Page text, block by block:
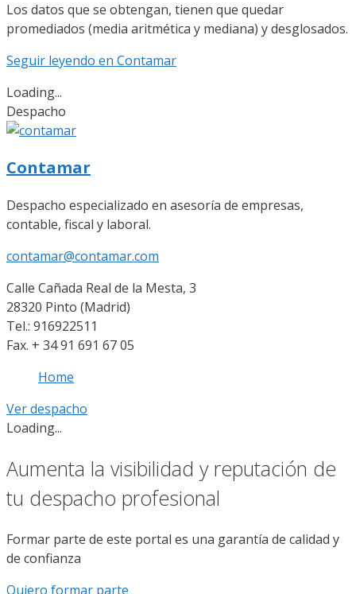
Los datos que se obtengan, tienen que quedar
promediados (media aritmética y mediana) y desglosados.
Seguir leyendo en Contamar
Loading...
Despacho
Contamar
Despacho especializado en asesoría de empresas,
contable, fiscal y laboral.
contamar@contamar.com
Calle Cañada Real de la Mesta, 3
28320 Pinto (Madrid)
Tel.: 916922511
Fax. + 34 91 691 67 05
Home
Ver despacho
Loading...
Aumenta la visibilidad y reputación de
tu despacho profesional
Formar parte de este portal es una garantía de calidad y
de confianza
Quiero formar parte